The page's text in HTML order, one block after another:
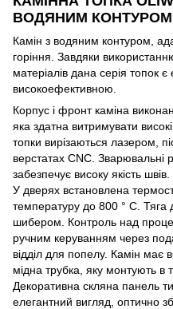
ВОДЯНИМ КОНТУРОМ
Камін з водяним контуром,
горіння. Завдяки
матеріалів дана серія топок
високоефективною.
Корпус і фронт каміна
яка здатна витримувати
топки вирізаються лазером,
верстатах CNC. Зварювальні
забезпечує високу якість
У дверях встановлена
температуру до 800 ° C.
шибером. Контроль над
ручним керуванням через
відділ для попелу. Камін має
мідна трубка, яку монтують в
Декоративна скляна панель
елегантний вигляд, оптично